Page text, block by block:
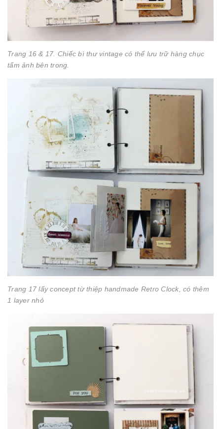
Trang 16 & 17. Chiếc bì thư vintage có thể lưu trữ hàng chục
tấm ảnh bên trong.
Trang 17 lấy concept từ thiệp handmade Retro Clock, có thêm
1 layer nhỏ